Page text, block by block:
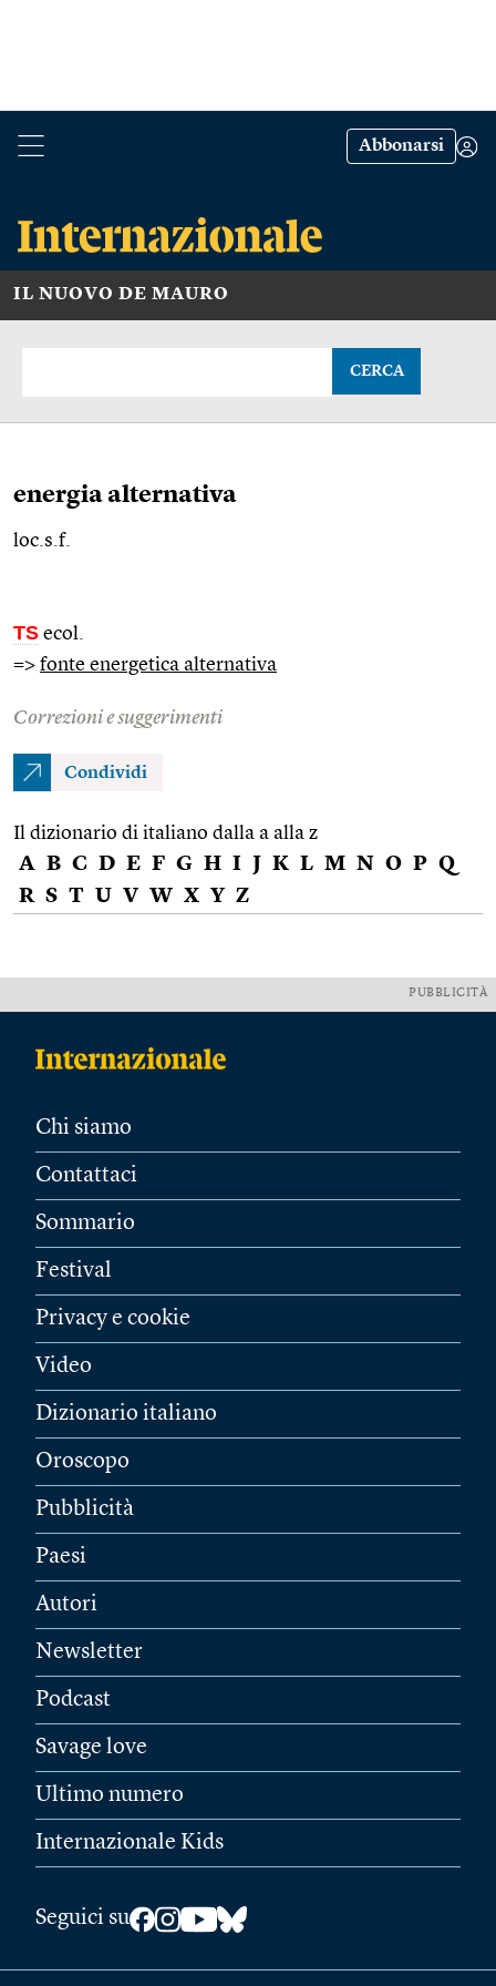
Abbonarsi
IL NUOVO DE MAURO
CERCA
energia alternativa
loc.s.f.
TS ecol.
=> fonte energetica alternativa
Correzioni e suggerimenti
Condividi
Il dizionario di italiano dalla a alla z
A B C D E F G H I J K L M N O P Q
R S T U V W X Y Z
PUBBLICITÀ
Chi siamo
Contattaci
Sommario
Festival
Privacy e cookie
Video
Dizionario italiano
Oroscopo
Pubblicità
Paesi
Autori
Newsletter
Podcast
Savage love
Ultimo numero
Internazionale Kids
Seguici su